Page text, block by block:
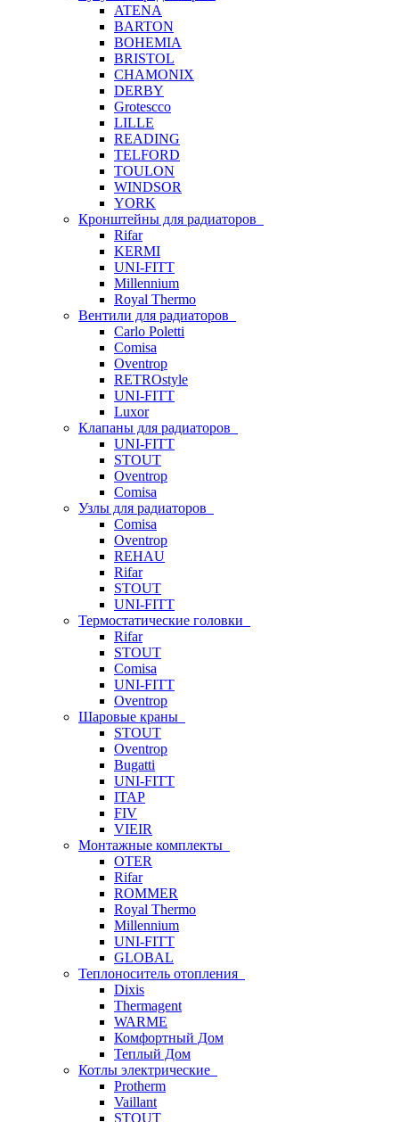
ATENA
BARTON
BOHEMIA
BRISTOL
CHAMONIX
DERBY
Grotescco
LILLE
READING
TELFORD
TOULON
WINDSOR
YORK
Кронштейны для радиаторов
Rifar
KERMI
UNI-FITT
Millennium
Royal Thermo
Вентили для радиаторов
Carlo Poletti
Comisa
Oventrop
RETROstyle
UNI-FITT
Luxor
Клапаны для радиаторов
UNI-FITT
STOUT
Oventrop
Comisa
Узлы для радиаторов
Comisa
Oventrop
REHAU
Rifar
STOUT
UNI-FITT
Термостатические головки
Rifar
STOUT
Comisa
UNI-FITT
Oventrop
Шаровые краны
STOUT
Oventrop
Bugatti
UNI-FITT
ITAP
FIV
VIEIR
Монтажные комплекты
OTER
Rifar
ROMMER
Royal Thermo
Millennium
UNI-FITT
GLOBAL
Теплоноситель отопления
Dixis
Thermagent
WARME
Комфортный Дом
Теплый Дом
Котлы электрические
Protherm
Vaillant
STOUT